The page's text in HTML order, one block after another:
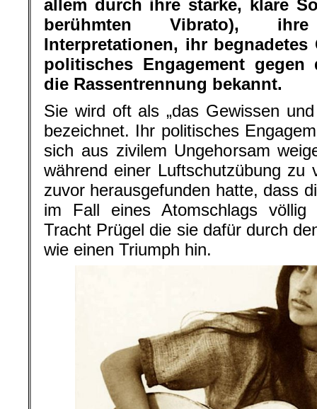
allem durch ihre starke, klare
berühmten Vibrato),
Interpretationen, ihr
politisches Engagement gegen
die Rassentrennung bekannt.
Sie wird oft als „das Gewissen
bezeichnet. Ihr politisches
sich aus zivilem Ungehorsam
während einer Luftschutzübung zu
zuvor herausgefunden hatte, dass
im Fall eines Atomschlags völlig
Tracht Prügel die sie dafür durch
wie einen Triumph hin.